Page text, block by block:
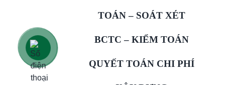
TOÁN – SOÁT XÉT
BCTC – KIỂM TOÁN
QUYẾT TOÁN CHI PHÍ